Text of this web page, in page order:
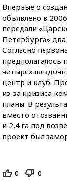
Впервые о
объявлено в
передали
Петербурга»
Согласно
предполагалось
центр и клуб.
из-за кризиса
планы. В
вместо
и 2,4 га под
проект был
0 0